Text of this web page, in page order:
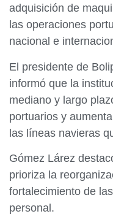
adquisición de
las operaciones
nacional e
El presidente de
informó que la
mediano y largo
portuarios y
las líneas navieras
Gómez Lárez
prioriza la
fortalecimiento de
personal.